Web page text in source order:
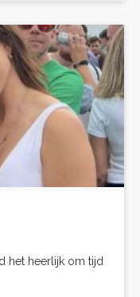
het heerlijk om tijd